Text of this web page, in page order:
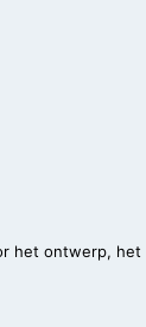
het ontwerp, het